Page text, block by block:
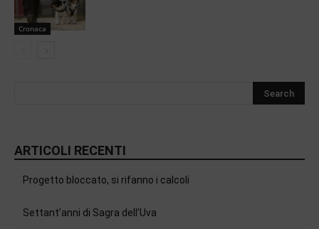
Cronaca
ARTICOLI RECENTI
Progetto bloccato, si rifanno i calcoli
Settant’anni di Sagra dell’Uva